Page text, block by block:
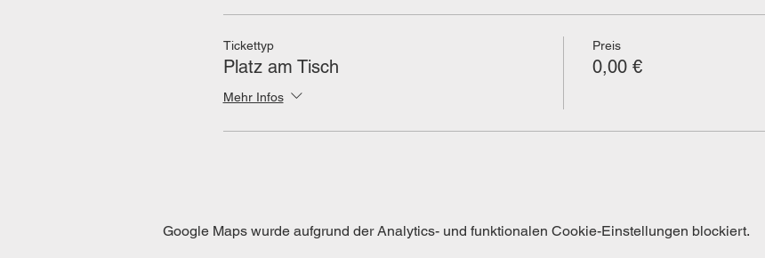
Tickettyp
Platz am Tisch
Mehr Infos
Preis
0,00 €
Google Maps wurde aufgrund der Analytics- und funktionalen Cookie-Einstellungen blockiert.